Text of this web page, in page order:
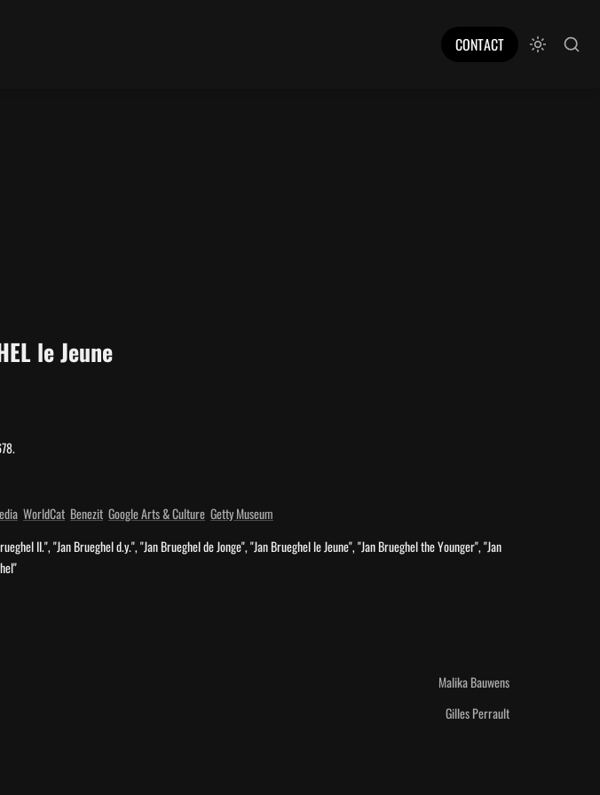
CONTACT
le Jeune
WorldCat Benezit Google Arts & Culture Getty Museum
II.", "Jan Brueghel d.y.", "Jan Brueghel de Jonge", "Jan Brueghel le Jeune", "Jan Brueghel the Younger", "Jan
Malika Bauwens
Gilles Perrault